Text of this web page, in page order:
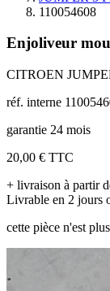
110054608
Enjoliveur
CITROEN
réf. interne
garantie 24 mois
20,00 € TTC
+ livraison à partir
Livrable en 2 jours
cette pièce n'est